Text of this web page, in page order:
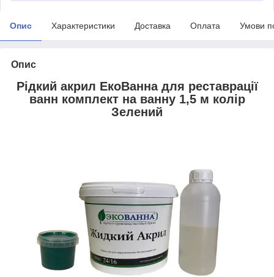
Опис Характеристики Доставка Оплата Умови
Опис
Рідкий акрил ЕкоВанна для реставрації
ванн комплект на ванну 1,5 м колір
Зелений